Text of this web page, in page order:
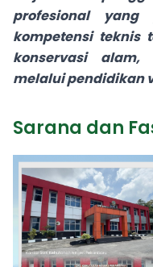
profesional yang
kompetensi teknis
konservasi alam,
melalui pendidikan
Sarana dan